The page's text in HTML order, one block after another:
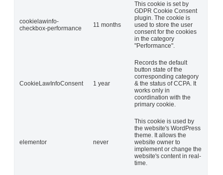
cookielawinfo-
checkbox-performance
11 months
This cookie is set by
GDPR Cookie Consent
plugin. The cookie is
used to store the user
consent for the cookies
in the category
"Performance".
CookieLawInfoConsent 1 year
Records the default
button state of the
corresponding category
& the status of CCPA. It
works only in
coordination with the
primary cookie.
elementor never
This cookie is used by
the website's WordPress
theme. It allows the
website owner to
implement or change the
website's content in real-
time.